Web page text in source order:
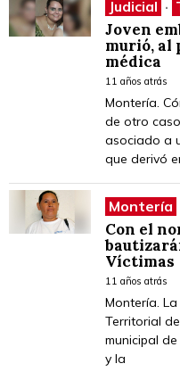
Judicial ·
Joven
murió, al
médica
11 años atrás
Montería.
de otro
asociado a
que derivó
Montería
Con el
Víctimas
11 años atrás
Montería.
Territorial
municipal
y la